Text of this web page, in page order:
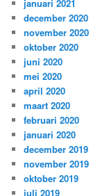
januari 2021
december 2020
november 2020
oktober 2020
juni 2020
mei 2020
april 2020
maart 2020
februari 2020
januari 2020
december 2019
november 2019
oktober 2019
juli 2019